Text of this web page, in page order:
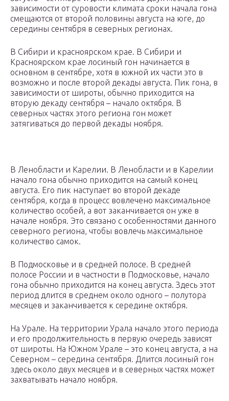
зависимости от суровости климата сроки начала гона
смещаются от второй половины августа на юге, до
середины сентября в северных регионах.
В Сибири и красноярском крае. В Сибири и
Красноярском крае лосиный гон начинается в
основном в сентябре, хотя в южной их части это в
возможно и после второй декады августа. Пик гона, в
зависимости от широты, обычно приходится на
вторую декаду сентября – начало октября. В
северных частях этого региона гон может
затягиваться до первой декады ноября.
В Ленобласти и Карелии. В Ленобласти и в Карелии
начало гона обычно приходится на самый конец
августа. Его пик наступает во второй декаде
сентября, когда в процесс вовлечено максимальное
количество особей, а вот заканчивается он уже в
начале ноября. Это связано с особенностями данного
северного региона, чтобы вовлечь максимальное
количество самок.
В Подмосковье и в средней полосе. В средней
полосе России и в частности в Подмосковье, начало
гона обычно приходится на конец августа. Здесь этот
период длится в среднем около одного – полутора
месяцев и заканчивается к середине октября.
На Урале. На территории Урала начало этого периода
и его продолжительность в первую очередь зависят
от широты. На Южном Урале – это конец августа, а на
Северном – середина сентября. Длится лосиный гон
здесь около двух месяцев и в северных частях может
захватывать начало ноября.